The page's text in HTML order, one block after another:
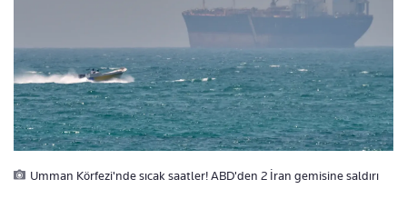
Umman Körfezi'nde sıcak saatler! ABD'den 2 İran gemisine saldırı